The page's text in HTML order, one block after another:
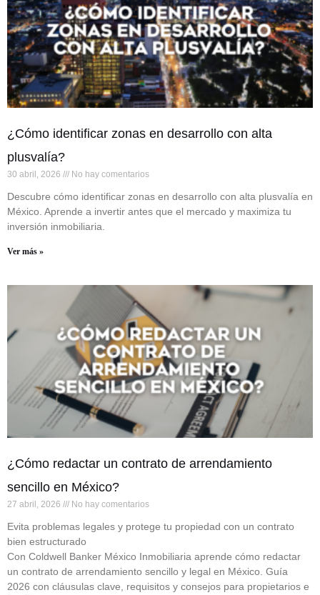
¿Cómo identificar zonas en desarrollo con alta
plusvalía?
30 abril, 2026 No hay comentarios
Descubre cómo identificar zonas en desarrollo con alta plusvalía en
México. Aprende a invertir antes que el mercado y maximiza tu
inversión inmobiliaria.
Ver más »
¿Cómo redactar un contrato de arrendamiento
sencillo en México?
27 abril, 2026 No hay comentarios
Evita problemas legales y protege tu propiedad con un contrato
bien estructurado
Con Coldwell Banker México Inmobiliaria aprende cómo redactar
un contrato de arrendamiento sencillo y legal en México. Guía
2026 con cláusulas clave, requisitos y consejos para propietarios e